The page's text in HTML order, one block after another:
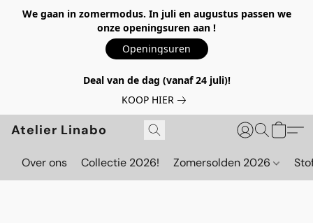
We gaan in zomermodus. In juli en augustus passen we
onze openingsuren aan !
Openingsuren
Deal van de dag (vanaf 24 juli)!
KOOP HIER
Atelier Linabo
Over ons Collectie 2026! Zomersolden 2026